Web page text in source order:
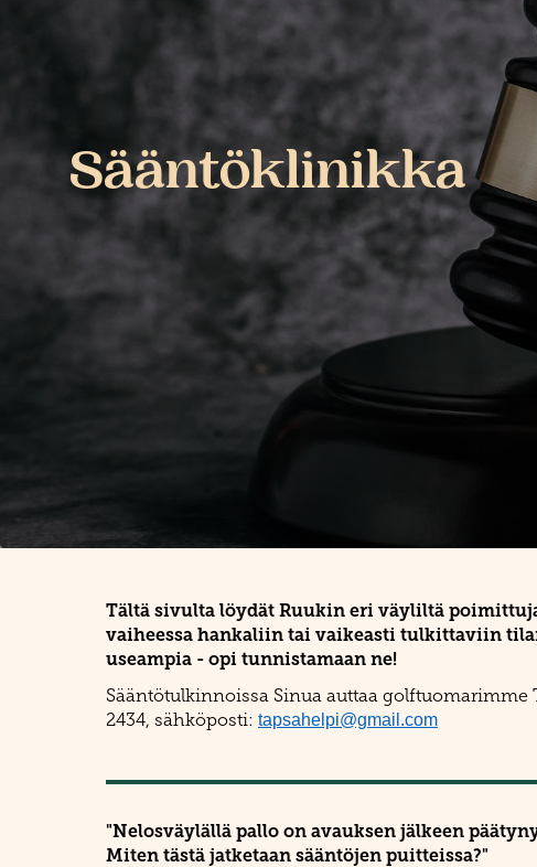
Sääntöklinikka
Tältä sivulta löydät Ruukin eri väyliltä
vaiheessa hankaliin tai vaikeasti tulkittaviin
useampia - opi tunnistamaan ne!
Sääntötulkinnoissa Sinua auttaa golftuomarimme
2434, sähköposti: tapsahelpi@gmail.com
"Nelosväylällä pallo on avauksen jälkeen
Miten tästä jatketaan sääntöjen puitteissa?"